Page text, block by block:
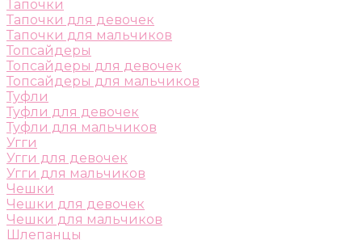
Тапочки
Тапочки для девочек
Тапочки для мальчиков
Топсайдеры
Топсайдеры для девочек
Топсайдеры для мальчиков
Туфли
Туфли для девочек
Туфли для мальчиков
Угги
Угги для девочек
Угги для мальчиков
Чешки
Чешки для девочек
Чешки для мальчиков
Шлепанцы